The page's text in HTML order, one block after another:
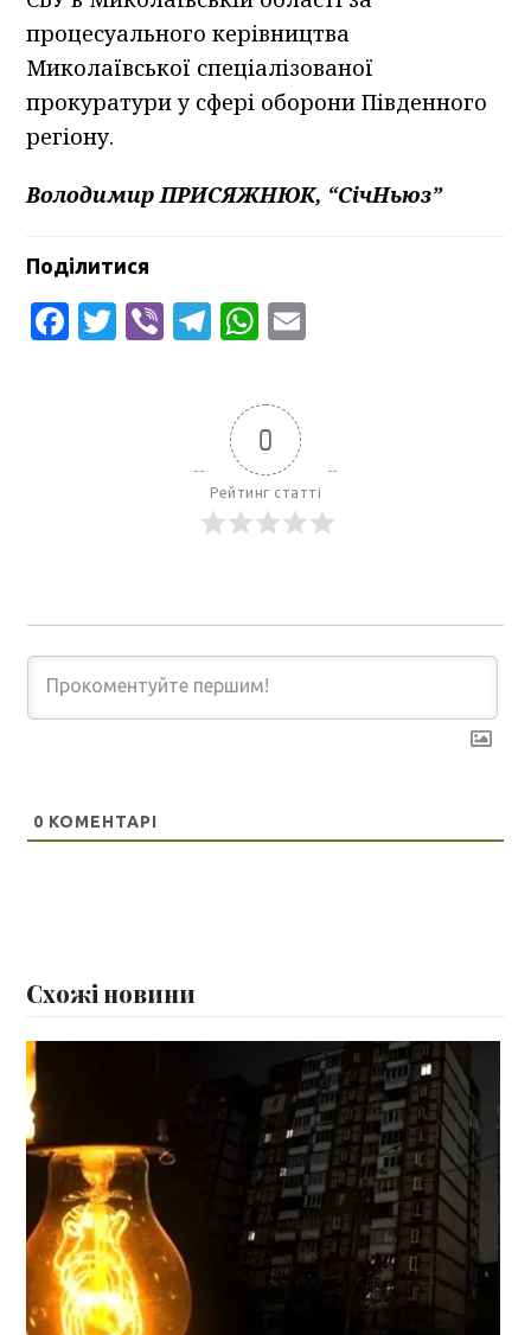
процесуального керівництва
Миколаївської спеціалізованої
прокуратури у сфері оборони Південного
регіону.
Володимир ПРИСЯЖНЮК, “СічНьюз”
Поділитися
Facebook
Twitter
ViberTelegram
WhatsApp
0
Рейтинг статті
0 КОМЕНТАРІ
Схожі новини